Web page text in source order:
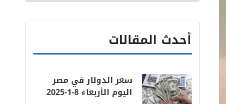
أحدث المقالات
سعر الدولار في مصر
اليوم الأربعاء 8-1-2025